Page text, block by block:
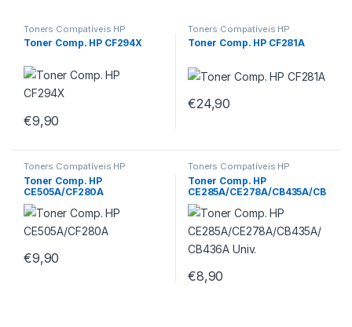
Toners Compatíveis HP
Toner Comp. HP CF294X
€9,90
Toners Compatíveis HP
Toner Comp. HP CF281A
€24,90
Toners Compatíveis HP
Toner Comp. HP
CE505A/CF280A
€9,90
Toners Compatíveis HP
Toner Comp. HP
CE285A/CE278A/CB435A/CB
436A Univ.
€8,90